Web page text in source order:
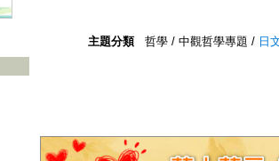
主題分類 哲學 / 中觀哲學專題 / 日